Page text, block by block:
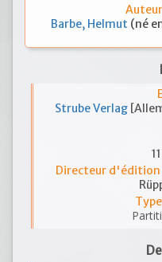
Barbe, Helmut (né
Strube Verlag
Directeur d'édition